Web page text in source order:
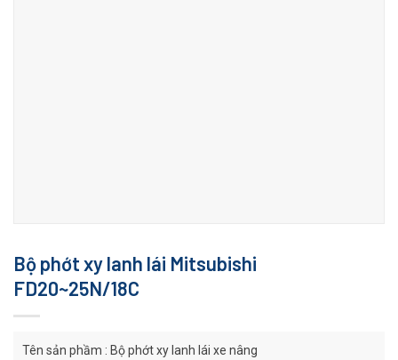
Bộ phớt xy lanh lái Mitsubishi
FD20~25N/18C
Tên sản phầm : Bộ phớt xy lanh lái xe nâng